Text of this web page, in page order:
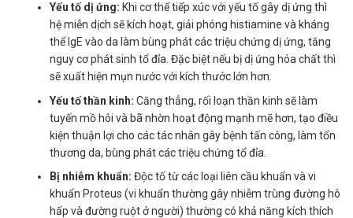
Yếu tố dị ứng: Khi cơ thể tiếp xúc với yếu tố gây dị ứng thì
hệ miễn dịch sẽ kích hoạt, giải phóng histiamine và kháng
thể IgE vào da làm bùng phát các triệu chứng dị ứng, tăng
nguy cơ phát sinh tổ đỉa. Đặc biệt nếu bị dị ứng hóa chất thì
sẽ xuất hiện mụn nước với kích thước lớn hơn.
Yếu tố thần kinh: Căng thẳng, rối loạn thần kinh sẽ làm
tuyến mồ hôi và bã nhờn hoạt động mạnh mẽ hơn, tạo điều
kiện thuận lợi cho các tác nhân gây bệnh tấn công, làm tổn
thương da, bùng phát các triệu chứng tổ đỉa.
Bị nhiễm khuẩn: Độc tố từ các loại liên cầu khuẩn và vi
khuẩn Proteus (vi khuẩn thường gây nhiễm trùng đường hô
hấp và đường ruột ở người) thường có khả năng kích thích